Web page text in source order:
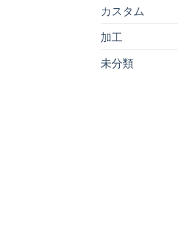
カスタム
加工
未分類